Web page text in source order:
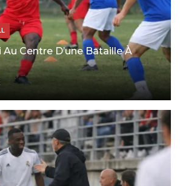
Centre D’une Bataille À